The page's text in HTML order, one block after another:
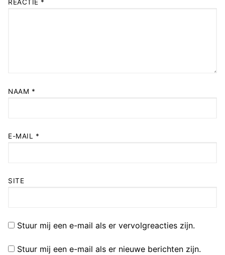
REACTIE *
NAAM *
E-MAIL *
SITE
Stuur mij een e-mail als er vervolgreacties zijn.
Stuur mij een e-mail als er nieuwe berichten zijn.